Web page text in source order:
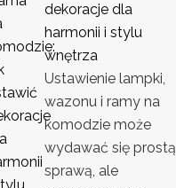
dekoracje dla
harmonii i stylu
wnętrza
Ustawienie lampki,
wazonu i ramy na
komodzie może
wydawać się prostą
sprawą, ale